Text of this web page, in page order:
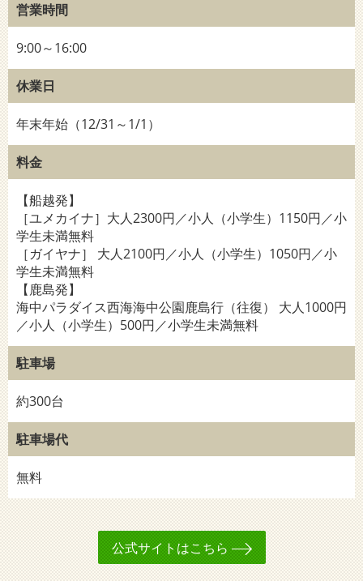
営業時間
9:00～16:00
休業日
年末年始（12/31～1/1）
料金
【船越発】
［ユメカイナ］大人2300円／小人（小学生）1150円／小
学生未満無料
［ガイヤナ］ 大人2100円／小人（小学生）1050円／小
学生未満無料
【鹿島発】
海中パラダイス西海海中公園鹿島行（往復） 大人1000円
／小人（小学生）500円／小学生未満無料
駐車場
約300台
駐車場代
無料
公式サイトはこちら